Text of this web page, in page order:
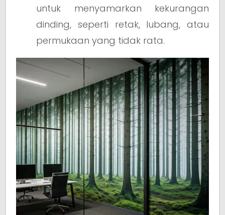
untuk menyamarkan kekurangan
dinding, seperti retak, lubang, atau
permukaan yang tidak rata.